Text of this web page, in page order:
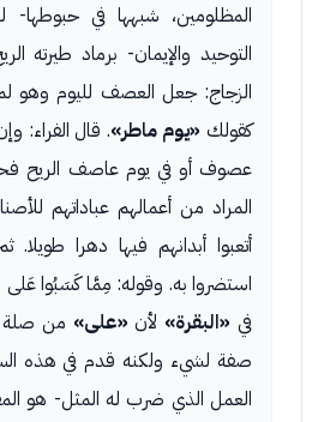
المظلومين، شبهها في حبوطها-
التوحيد والإيمان- برماد طيرته
الزجاج: جعل العصف لليوم وهو
كقولك «يوم ماطر». قال الفراء:
عصوف أو في يوم عاصف الريح
المراد من أعمالهم عباداتهم
أتعبوا أبدانهم فيها دهرا
استضروا به. وقوله: مِمَّا كَسَبُوا
في «البقرة» لأن «على» من صلة
صفة لشيء ولكنه قدم في هذه
العمل الذي ضرب له المثل- هو